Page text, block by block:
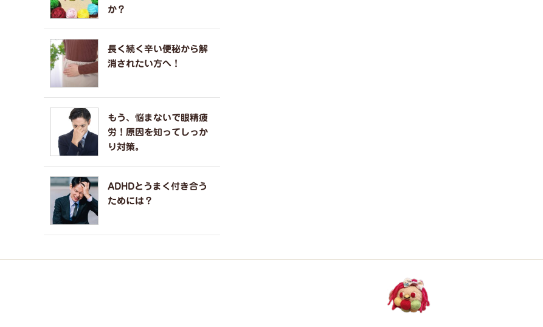
か？
長く続く辛い便秘から解
消されたい方へ！
もう、悩まないで眼精疲
労！原因を知ってしっか
り対策。
ADHDとうまく付き合う
ためには？